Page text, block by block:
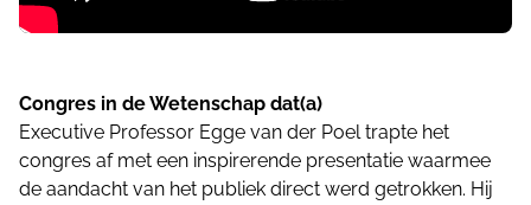
Congres in de Wetenschap dat(a)
Executive Professor Egge van der Poel trapte het
congres af met een inspirerende presentatie waarmee
de aandacht van het publiek direct werd getrokken. Hij